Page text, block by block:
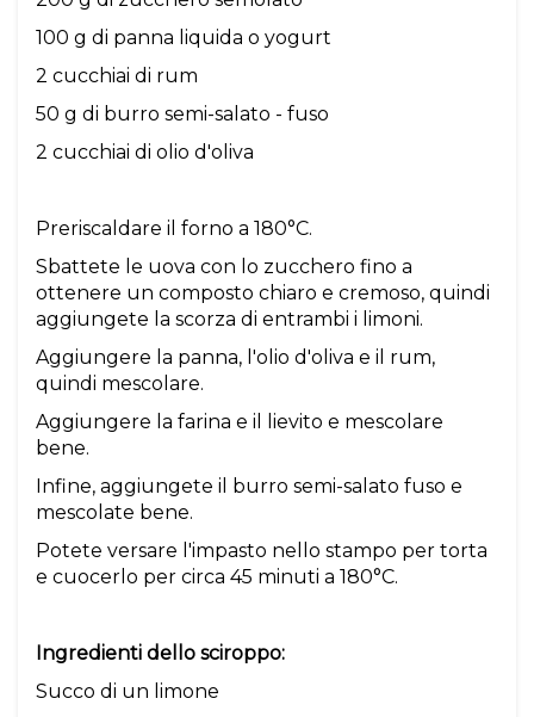
100 g di panna liquida o yogurt
2 cucchiai di rum
50 g di burro semi-salato - fuso
2 cucchiai di olio d'oliva
Preriscaldare il forno a 180°C.
Sbattete le uova con lo zucchero fino a
ottenere un composto chiaro e cremoso, quindi
aggiungete la scorza di entrambi i limoni.
Aggiungere la panna, l'olio d'oliva e il rum,
quindi mescolare.
Aggiungere la farina e il lievito e mescolare
bene.
Infine, aggiungete il burro semi-salato fuso e
mescolate bene.
Potete versare l'impasto nello stampo per torta
e cuocerlo per circa 45 minuti a 180°C.
Ingredienti dello sciroppo:
Succo di un limone